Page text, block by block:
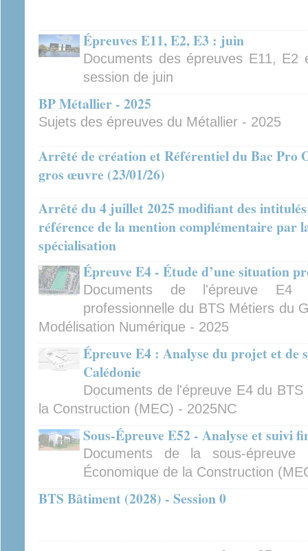
Épreuves E11, E2, E3 : juin
Documents des épreuves E11,
session de juin
BP Métallier - 2025
Sujets des épreuves du Métallier - 2025
Arrêté de création et Référentiel du Bac Pro
gros œuvre (23/01/26)
Arrêté du 4 juillet 2025 modifiant des
référence de la mention complémentaire par
spécialisation
Épreuve E4 - Étude d’une situation
Documents de l'épreuve E4
professionnelle du BTS Métiers du
Modélisation Numérique - 2025
Épreuve E4 : Analyse du projet et de
Calédonie
Documents de l'épreuve E4 du
la Construction (MEC) - 2025NC
Sous-Épreuve E52 - Analyse et suivi
Documents de la sous-
Économique de la Construction
BTS Bâtiment (2028) - Session 0